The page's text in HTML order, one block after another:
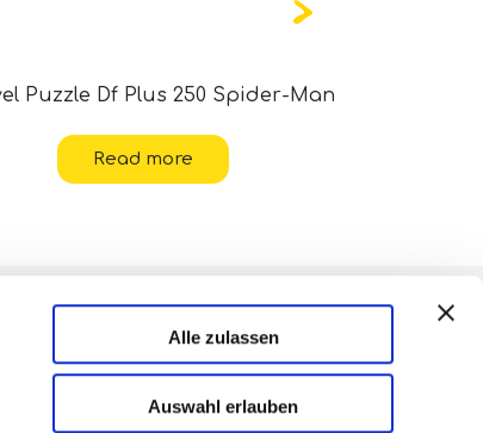
Alle zulassen
Auswahl erlauben
Puzzle Df Plus 250 Spider-Man
Read more